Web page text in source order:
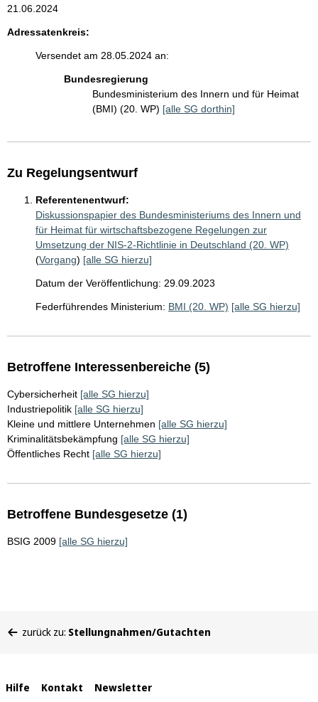
21.06.2024
Adressatenkreis:
Versendet am 28.05.2024 an:
Bundesregierung
Bundesministerium des Innern und für Heimat
(BMI) (20. WP) [alle SG dorthin]
Zu Regelungsentwurf
Referentenentwurf:
Diskussionspapier des Bundesministeriums des Innern und
für Heimat für wirtschaftsbezogene Regelungen zur
Umsetzung der NIS-2-Richtlinie in Deutschland (20. WP)
(Vorgang) [alle SG hierzu]
Datum der Veröffentlichung: 29.09.2023
Federführendes Ministerium: BMI (20. WP) [alle SG hierzu]
Betroffene Interessenbereiche (5)
Cybersicherheit [alle SG hierzu]
Industriepolitik [alle SG hierzu]
Kleine und mittlere Unternehmen [alle SG hierzu]
Kriminalitätsbekämpfung [alle SG hierzu]
Öffentliches Recht [alle SG hierzu]
Betroffene Bundesgesetze (1)
BSIG 2009 [alle SG hierzu]
befinden
zurück zu: Stellungnahmen/Gutachten
Interne
Hilfe Kontakt Newsletter